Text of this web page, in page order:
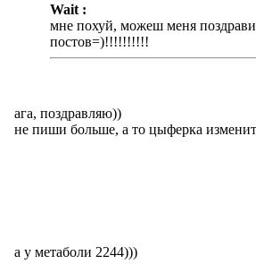
Wait :
мне похуй, можеш меня
постов=)!!!!!!!!!!
ага, поздравляю))
не пиши больше, а то цыферка
а у метаболи 2244)))